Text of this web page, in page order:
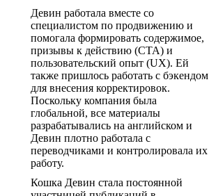
Девин работала вместе со
специалистом по продвижению и
помогала формировать содержимое,
призывы к действию (CTA) и
пользовательский опыт (UX). Ей
также пришлось работать с бэкендом
для внесения корректировок.
Поскольку компания была
глобальной, все материалы
разрабатывались на английском и
Девин плотно работала с
переводчиками и контролировала их
работу.
Кошка Девин стала постоянной